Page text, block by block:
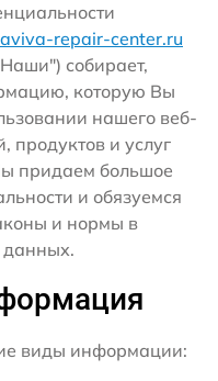
repair-center.ru
собирает,
которую Вы
нашего веб-
продуктов и услуг
придаем большое
и обязуемся
и нормы в
данных.
виды информации: